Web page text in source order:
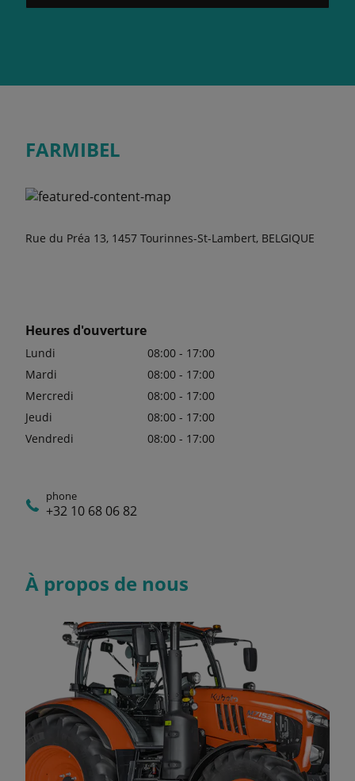
FARMIBEL
Rue du Préa 13, 1457 Tourinnes-St-Lambert, BELGIQUE
Heures d'ouverture
Lundi
08:00 - 17:00
Mardi
08:00 - 17:00
Mercredi
08:00 - 17:00
Jeudi
08:00 - 17:00
Vendredi
08:00 - 17:00
phone
+32 10 68 06 82
À propos de nous